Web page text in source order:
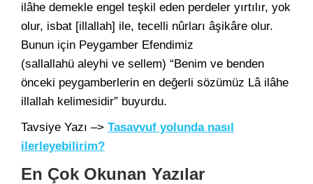
ilâhe demekle engel teşkil eden perdeler yırtılır, yok
olur, isbat [illallah] ile, tecelli nûrları âşikâre olur.
Bunun için Peygamber Efendimiz
(sallallahü aleyhi ve sellem) “Benim ve benden
önceki peygamberlerin en değerli sözümüz Lâ ilâhe
illallah kelimesidir” buyurdu.
Tavsiye Yazı –> Tasavvuf yolunda nasıl
ilerleyebilirim?
En Çok Okunan Yazılar